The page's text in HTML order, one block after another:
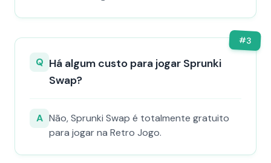
#3
Q Há algum custo para jogar Sprunki
Swap?
A Não, Sprunki Swap é totalmente gratuito
para jogar na Retro Jogo.